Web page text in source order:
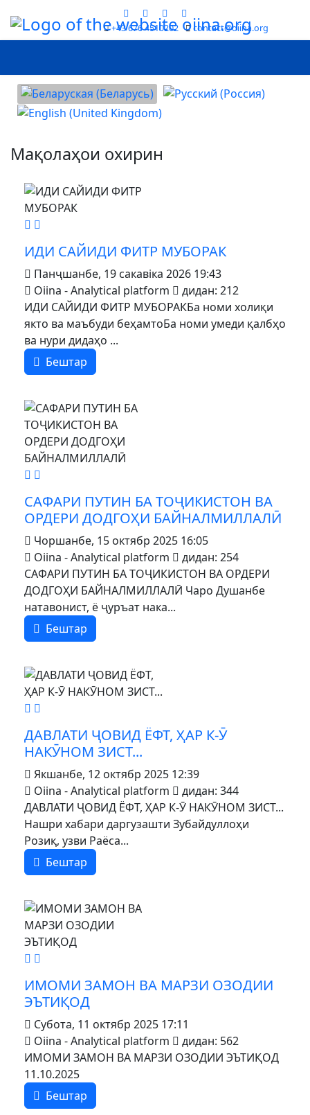
+43 676 4510202 contact@oiina.org
Выберыце сваю мову
Мақолаҳои охирин
MOD_JTCS_VIEW_ARTICLE_LINK
ИДИ САЙИДИ ФИТР МУБОРАК
Панҷшанбе, 19 сакавіка 2026 19:43
Oiina - Analytical platform
дидан: 212
ИДИ САЙИДИ ФИТР МУБОРАКБа номи холиқи
якто ва маъбуди беҳамтоБа номи умеди қалбҳо
ва нури дидаҳо ...
Бештар
MOD_JTCS_VIEW_ARTICLE_LINK
САФАРИ ПУТИН БА ТОҶИКИСТОН ВА
ОРДЕРИ ДОДГОҲИ БАЙНАЛМИЛЛАЛӢ
Чоршанбе, 15 октябр 2025 16:05
Oiina - Analytical platform
дидан: 254
САФАРИ ПУТИН БА ТОҶИКИСТОН ВА ОРДЕРИ
ДОДГОҲИ БАЙНАЛМИЛЛАЛӢ Чаро Душанбе
натавонист, ё ҷуръат нака...
Бештар
MOD_JTCS_VIEW_ARTICLE_LINK
ДАВЛАТИ ҶОВИД ЁФТ, ҲАР К-Ӯ
НАКӮНОМ ЗИСТ...
Якшанбе, 12 октябр 2025 12:39
Oiina - Analytical platform
дидан: 344
ДАВЛАТИ ҶОВИД ЁФТ, ҲАР К-Ӯ НАКӮНОМ ЗИСТ...
Нашри хабари даргузашти Зубайдуллоҳи
Розиқ, узви Раёса...
Бештар
MOD_JTCS_VIEW_ARTICLE_LINK
ИМОМИ ЗАМОН ВА МАРЗИ ОЗОДИИ
ЭЪТИҚОД
Субота, 11 октябр 2025 17:11
Oiina - Analytical platform
дидан: 562
ИМОМИ ЗАМОН ВА МАРЗИ ОЗОДИИ ЭЪТИҚОД
11.10.2025
Бештар